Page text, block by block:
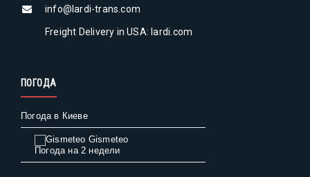
info@lardi-trans.com
Freight Delivery in USA: lardi.com
ПОГОДА
Погода в Киеве
Gismeteo
Погода на 2 недели